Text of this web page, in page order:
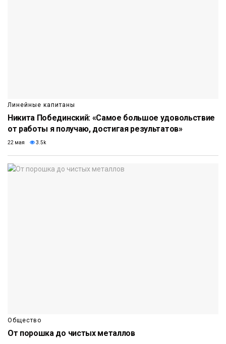
Линейные капитаны
Никита Побединский: «Самое большое удовольствие
от работы я получаю, достигая результатов»
22 мая 3.5k
Общество
От порошка до чистых металлов